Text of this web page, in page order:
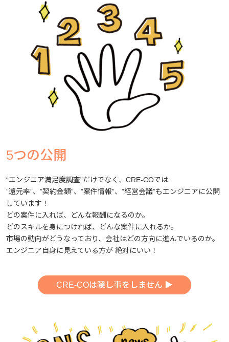
5つの公開
“エンジニア満足度調査”だけでなく、CRE-COでは
”還元率”、”契約金額”、”案件情報”、”経営会議”もエンジニアに公開
しています！
どの案件に入れば、どんな報酬になるのか。
どのスキルを身につければ、どんな案件に入れるか。
市場の動向がどうなっており、会社はどの方向に進んでいるのか。
エンジニア自身に見えている方が 絶対にいい！
CRE-COは隠し事をしません ▶︎